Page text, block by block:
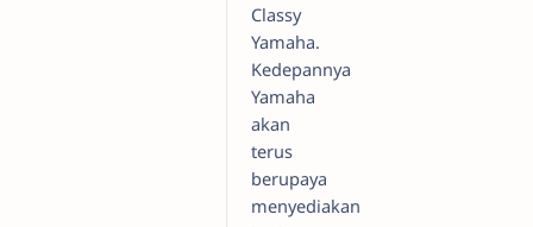
Classy
Yamaha.
Kedepannya
Yamaha
akan
terus
berupaya
menyediakan